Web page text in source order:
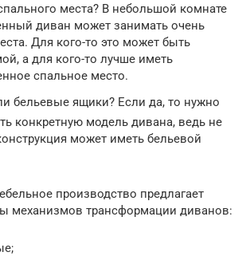
места? В небольшой комнате
диван может занимать очень
Для кого-то это может быть
а для кого-то лучше иметь
спальное место.
бельевые ящики? Если да, то нужно
конкретную модель дивана, ведь не
может иметь бельевой
производство предлагает
механизмов трансформации диванов: